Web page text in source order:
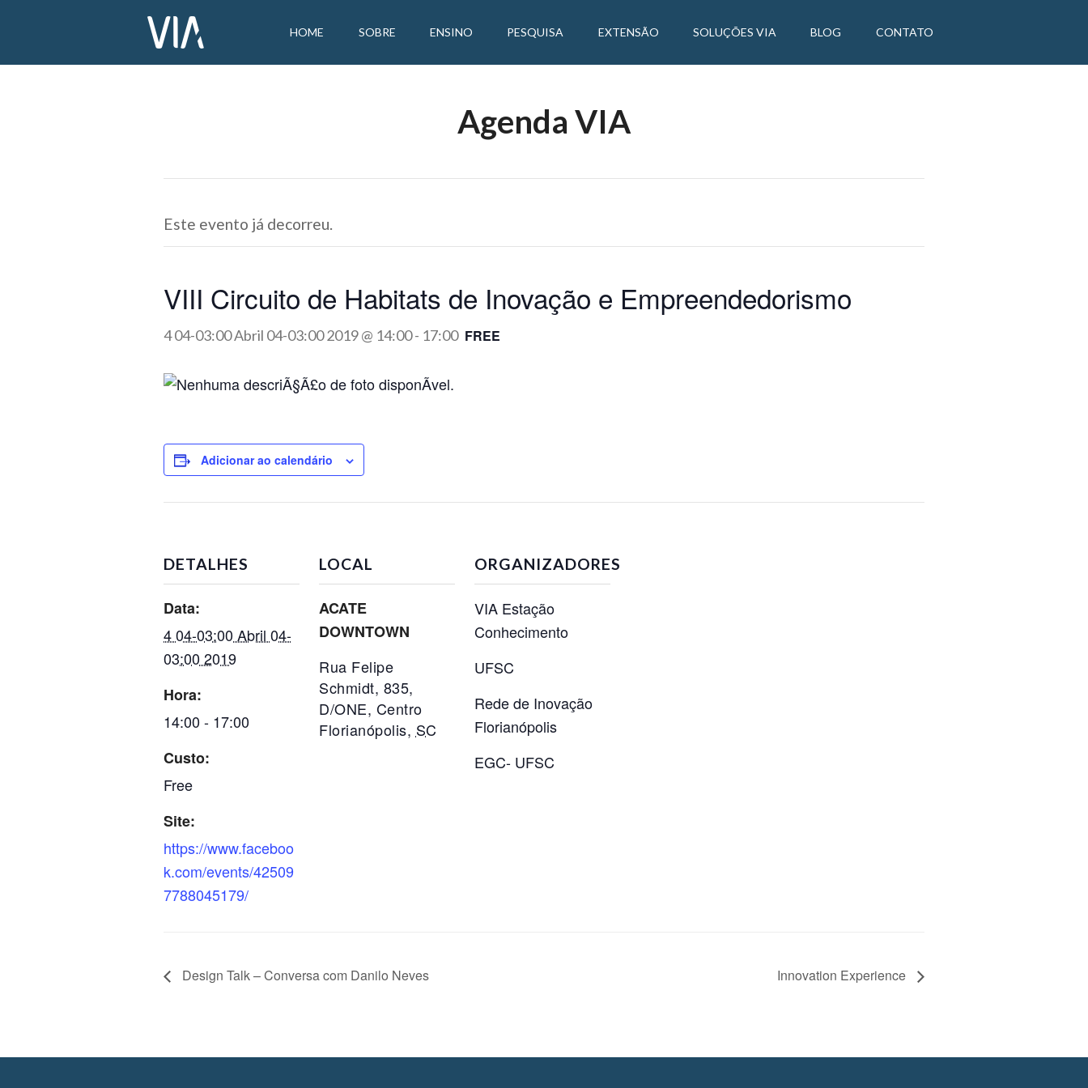
HOME SOBRE ENSINO PESQUISA EXTENSÃO SOLUÇÕES VIA BLOG CONTATO
Agenda VIA
Este evento já decorreu.
VIII Circuito de Habitats de Inovação e Empreendedorismo
4 04-03:00 Abril 04-03:00 2019 @ 14:00- 17:00 FREE
Adicionar ao calendário
DETALHES
Data:
4 04-03:00 Abril 04-
03:00 2019
Hora:
14:00 - 17:00
Custo:
Free
Site:
https://www.faceboo
k.com/events/42509
7788045179/
LOCAL
ACATE
DOWNTOWN
Rua Felipe
Schmidt, 835,
D/ONE, Centro
Florianópolis, SC
ORGANIZADORES
VIA Estação
Conhecimento
UFSC
Rede de Inovação
Florianópolis
EGC- UFSC
Design Talk – Conversa com Danilo Neves Innovation Experience